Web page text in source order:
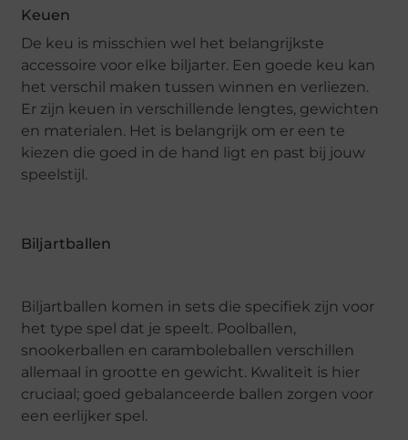
Keuen
De keu is misschien wel het belangrijkste
accessoire voor elke biljarter. Een goede keu kan
het verschil maken tussen winnen en verliezen.
Er zijn keuen in verschillende lengtes, gewichten
en materialen. Het is belangrijk om er een te
kiezen die goed in de hand ligt en past bij jouw
speelstijl.
Biljartballen
Biljartballen komen in sets die specifiek zijn voor
het type spel dat je speelt. Poolballen,
snookerballen en caramboleballen verschillen
allemaal in grootte en gewicht. Kwaliteit is hier
cruciaal; goed gebalanceerde ballen zorgen voor
een eerlijker spel.